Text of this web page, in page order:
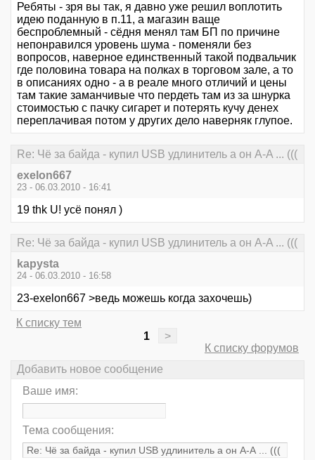
Ребяты - зря вы так, я давно уже решил воплотить
идею поданную в п.11, а магазин ваще
беспроблемный - сёдня менял там БП по причине
непонравился уровень шума - поменяли без
вопросов, наверное единственный такой подвальчик
где половина товара на полках в торговом зале, а то
в описаниях одно - а в реале много отличий и цены
там такие заманчивые что пердеть там из за шнурка
стоимостью с пачку сигарет и потерять кучу денех
переплачивая потом у других дело наверняк глупое.
Re: Чё за байда - купил USB удлинитель а он А-A ... (((
exelon667
23 - 06.03.2010 - 16:41
19 thk U! усё понял )
Re: Чё за байда - купил USB удлинитель а он А-A ... (((
kapysta
24 - 06.03.2010 - 16:58
23-exelon667 >ведь можешь когда захочешь)
К списку тем
1
>
К списку форумов
Добавить новое сообщение
Ваше имя:
Тема сообщения: